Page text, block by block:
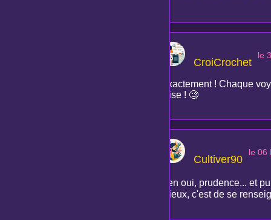
CroiCrochet
le
Exactement ! Chaque
mise ! 🧐
Cultiver90
le 06
Ben oui, prudence... et
mieux, c'est de se